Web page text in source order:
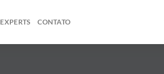
EXPERTS CONTATO